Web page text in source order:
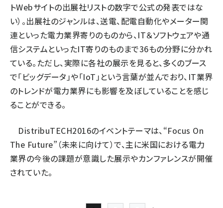
トWebサイトの出展社リストの数字で公式の発表ではな
い）。出展社のジャンルは、送電、配電自動化やメーター関
連といった電力業界寄りのものから、IT＆ソフトウェアや通
信システムといったIT寄りのものまで36もの分野に分かれ
ている。ただし、実際に各社の展示を見ると、多くのブース
で「ビッグデータ」や「IoT」という言葉が並んでおり、IT業界
のトレンドが電力業界にも影響を及ぼしていることを感じ
ることができる。
DistribuTECH2016のイベントテーマは、“Focus On
The Future”（未来に向けて）で、主に米国における電力
業界の今後の課題が意識した展示やカンファレンスが開催
されていた。